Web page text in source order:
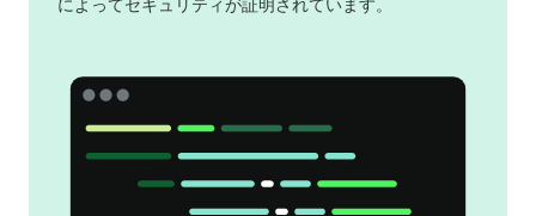
によってセキュリティが証明されています。